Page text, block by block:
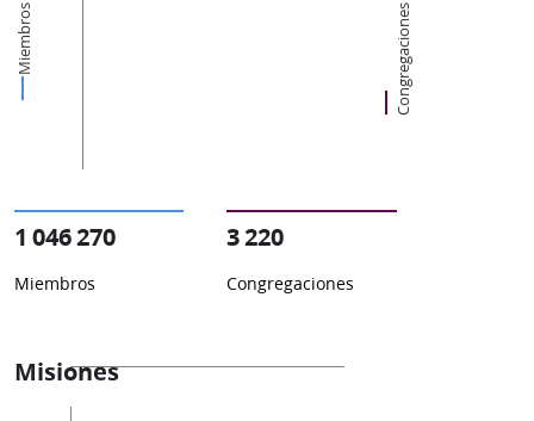
Miembros Congregaciones
1 046 270
Miembros
3 220
Congregaciones
Misiones